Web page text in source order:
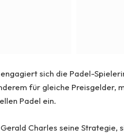
sich die Padel-
für gleiche Preisgelder,
Padel ein.
Charles seine Strategie,